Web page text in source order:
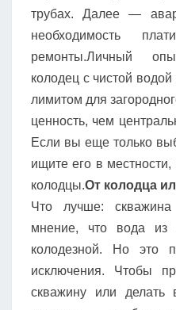
трубах. Далее —
необходимость
ремонты.Личный
колодец с чистой
лимитом для
ценность, чем
Если вы еще только
ищите его в
колодцы.От колодца
Что лучше:
мнение, что вода из
колодезной. Но это
исключения. Чтобы
скважину или делать